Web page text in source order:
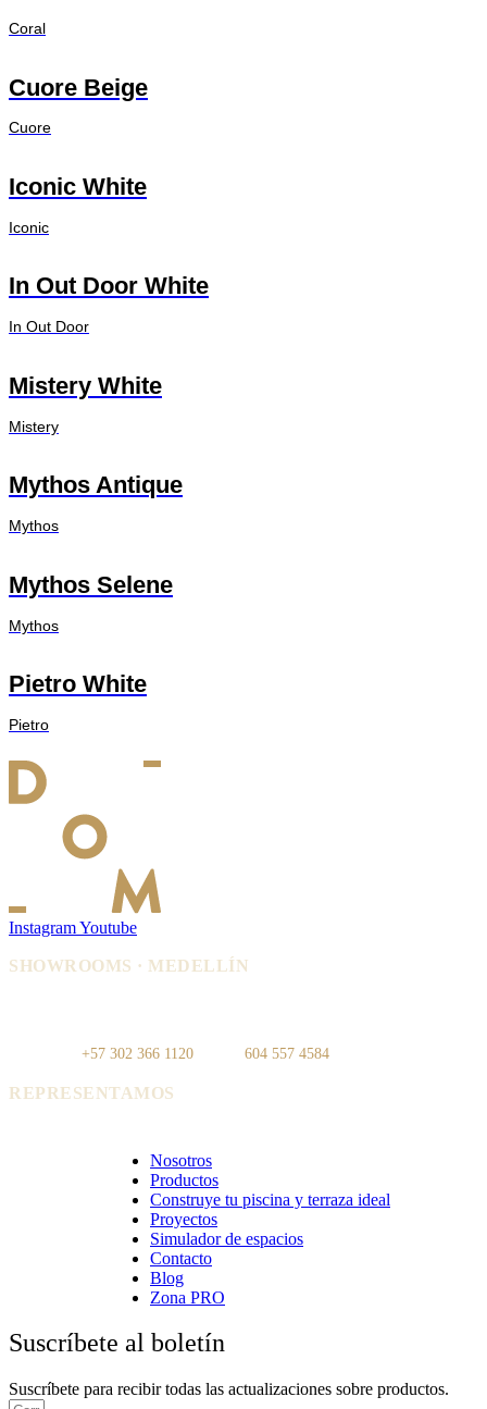
Coral
Cuore Beige
Cuore
Iconic White
Iconic
In Out Door White
In Out Door
Mistery White
Mistery
Mythos Antique
Mythos
Mythos Selene
Mythos
Pietro White
Pietro
InstagramYoutube
SHOWROOMS · MEDELLÍN
+57 302 366 1120 604 557 4584
REPRESENTAMOS
Nosotros
Productos
Construye tu piscina y terraza ideal
Proyectos
Simulador de espacios
Contacto
Blog
Zona PRO
Suscríbete al boletín
Suscríbete para recibir todas las actualizaciones sobre productos.